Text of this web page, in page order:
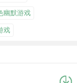
幽默游戏
戏